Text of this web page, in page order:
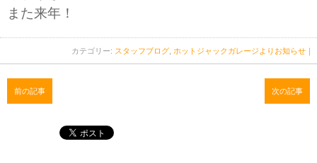
また来年！
カテゴリー: スタッフブログ ホットジャックガレージよりお知らせ ｜
前の記事 次の記事